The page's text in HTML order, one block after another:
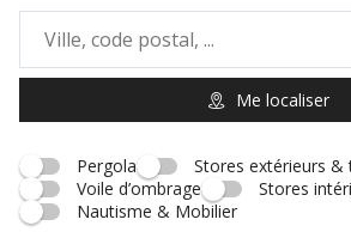
Me localiser
Pergola
Stores extérieurs &
Voile d’ombrage
Stores
Nautisme & Mobilier